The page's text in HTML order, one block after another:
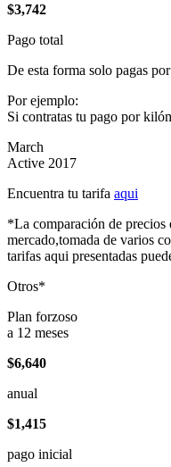
$3,742
Pago total
De esta forma solo pagas
Por ejemplo:
Si contratas tu pago por
March
Active 2017
Encuentra tu tarifa aqui
*La comparación de precios
mercado,tomada de varios
tarifas aqui presentadas
Otros*
Plan forzoso
a 12 meses
$6,640
anual
$1,415
pago inicial